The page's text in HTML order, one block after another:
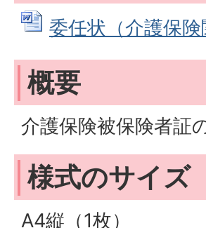
委任状（介護保
概要
介護保険被保険者証
様式のサイズ
A4縦（1枚）